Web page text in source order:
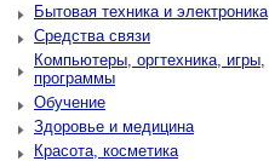
Бытовая техника и электроника
Средства связи
Компьютеры, оргтехника, игры,
программы
Обучение
Здоровье и медицина
Красота, косметика